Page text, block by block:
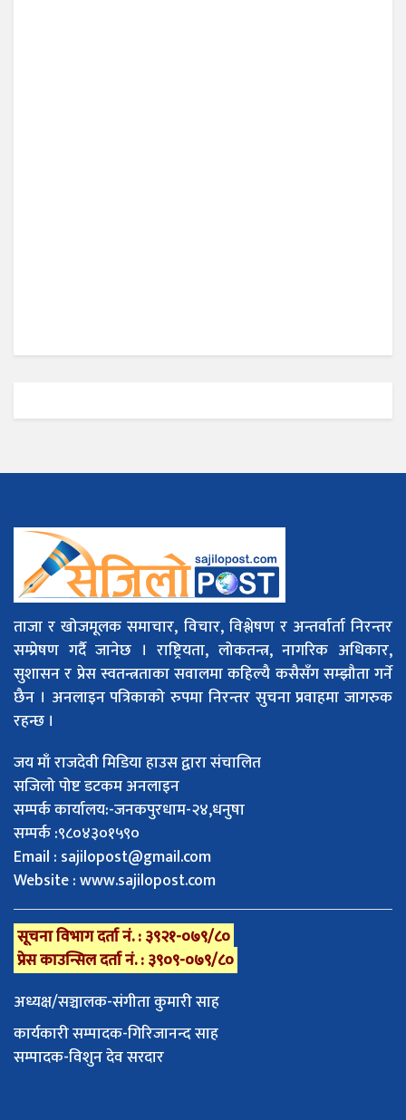
ताजा र खोजमूलक समाचार, विचार, विश्लेषण र अन्तर्वार्ता निरन्तर
सम्प्रेषण गर्दै जानेछ । राष्ट्रियता, लोकतन्त्र, नागरिक अधिकार,
सुशासन र प्रेस स्वतन्त्रताका सवालमा कहिल्यै कसैसँग सम्झौता गर्ने
छैन । अनलाइन पत्रिकाको रुपमा निरन्तर सुचना प्रवाहमा जागरुक
रहन्छ ।
जय माँ राजदेवी मिडिया हाउस द्वारा संचालित
सजिलो पोष्ट डटकम अनलाइन
सम्पर्क कार्यालय:-जनकपुरधाम-२४,धनुषा
सम्पर्क :९८०४३०१५९०
Email : sajilopost@gmail.com
Website : www.sajilopost.com
सूचना विभाग दर्ता नं. : ३९२१-०७९/८०
प्रेस काउन्सिल दर्ता नं. : ३९०९-०७९/८०
अध्यक्ष/सञ्चालक-संगीता कुमारी साह
कार्यकारी सम्पादक-गिरिजानन्द साह
सम्पादक-विशुन देव सरदार